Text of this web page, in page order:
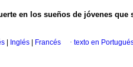
en los sueños de jóvenes
Inglés Francés · texto en